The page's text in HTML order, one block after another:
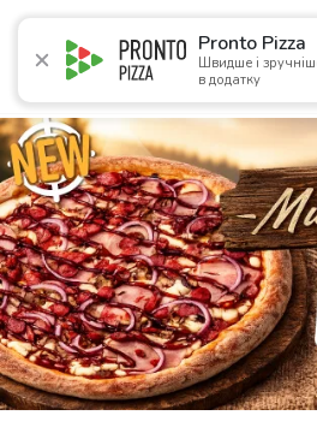
Pronto Pizza
Швидше і
в додатку
4.9
Акції Піца Суші Сети